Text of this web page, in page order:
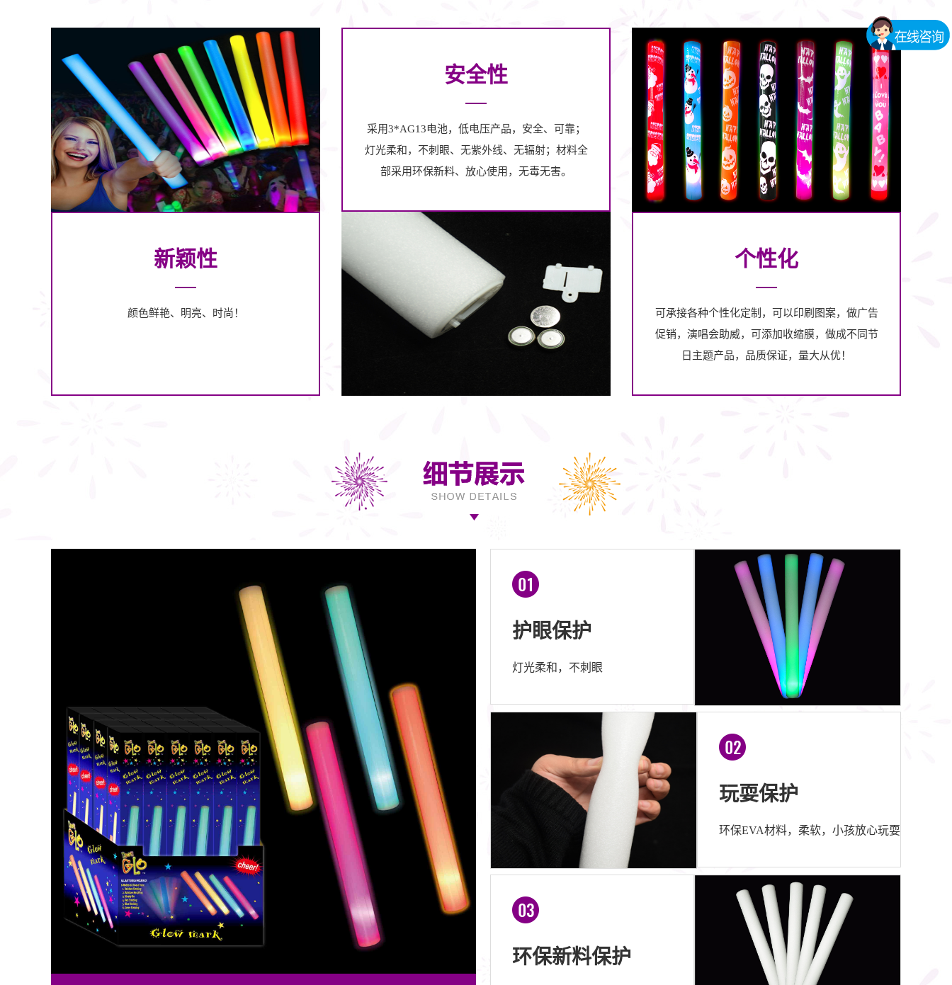
新颖性
颜色鲜艳、明亮、时尚！
安全性
采用3*AG13电池，低电压产品，安全、可靠；
灯光柔和，不刺眼、无紫外线、无辐射；材料全
部采用环保新料、放心使用，无毒无害。
个性化
可承接各种个性化定制，可以印刷图案，做广告
促销，演唱会助威，可添加收缩膜，做成不同节
日主题产品，品质保证，量大从优！
护眼保护
灯光柔和，不刺眼
玩耍保护
环保EVA材料，柔软，小孩放心玩耍
环保新料保护